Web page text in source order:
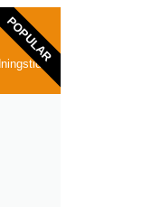
POPULAR